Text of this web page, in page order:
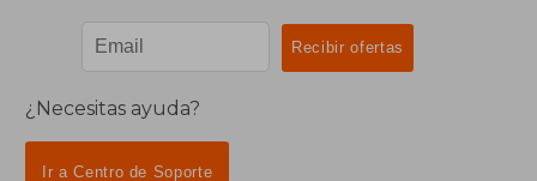
¿Necesitas ayuda?
Ir a Centro de Soporte